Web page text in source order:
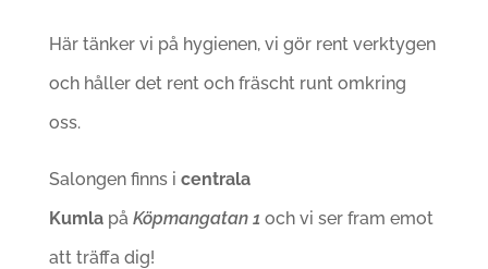
Här tänker vi på hygienen, vi gör rent verktygen
och håller det rent och fräscht runt omkring
oss.
Salongen finns i centrala
Kumlapå Köpmangatan 1 och vi ser fram emot
att träffa dig!